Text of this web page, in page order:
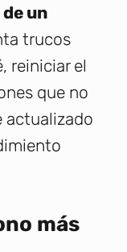
un
trucos
reiniciar el
que no
actualizado
más